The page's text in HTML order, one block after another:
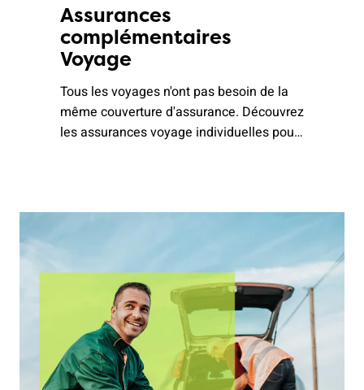
Assurances
complémentaires
Voyage
Tous les voyages n'ont pas besoin de la
même couverture d'assurance. Découvrez
les assurances voyage individuelles pour
individuellement ou de manière